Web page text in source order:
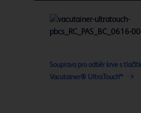
Souprava pro odběr krve s
Vacutainer® UltraTouch™